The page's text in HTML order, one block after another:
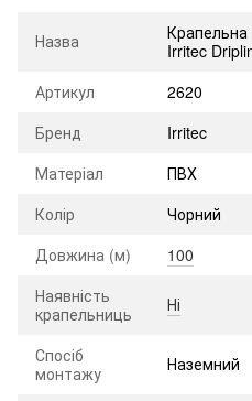
Назва
Крапельна
Irritec
Артикул
2620
Бренд
Irritec
Матеріал
ПВХ
Колір
Чорний
Довжина (м)
100
Наявність
крапельниць
Ні
Спосіб
монтажу
Наземний